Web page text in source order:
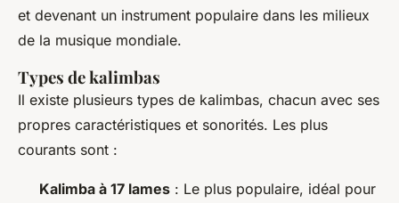
et devenant un instrument populaire dans les milieux
de la musique mondiale.
Types de kalimbas
Il existe plusieurs types de kalimbas, chacun avec ses
propres caractéristiques et sonorités. Les plus
courants sont :
Kalimba à 17 lames : Le plus populaire, idéal pour